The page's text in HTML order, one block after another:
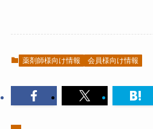
薬剤師様向け情報 会員様向け情報